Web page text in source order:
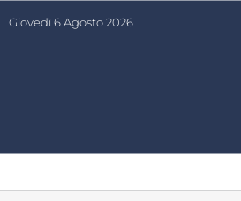
Giovedì 6 Agosto 2026